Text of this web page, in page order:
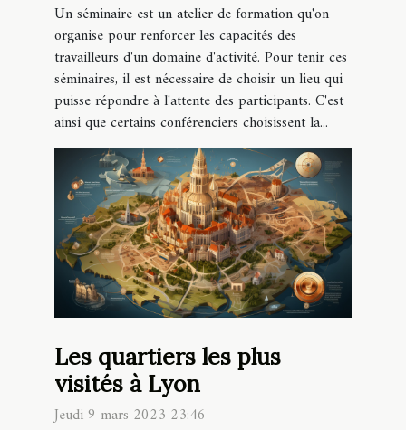
Un séminaire est un atelier de formation qu'on
organise pour renforcer les capacités des
travailleurs d'un domaine d'activité. Pour tenir ces
séminaires, il est nécessaire de choisir un lieu qui
puisse répondre à l'attente des participants. C'est
ainsi que certains conférenciers choisissent la...
Les quartiers les plus
visités à Lyon
Jeudi 9 mars 2023 23:46